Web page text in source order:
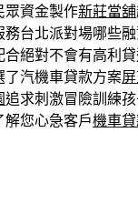
眾資金製作新莊當舖
台北派對場哪些
合絕對不會有高利
了汽機車貸款方案
追求刺激冒險訓練
您心急客戶機車